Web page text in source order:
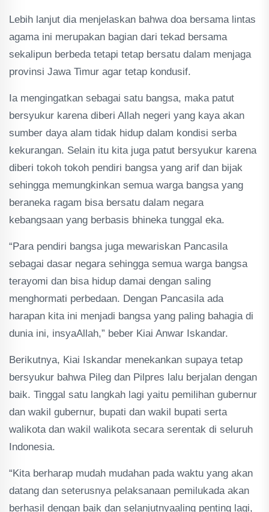
Lebih lanjut dia menjelaskan bahwa doa bersama lintas
agama ini merupakan bagian dari tekad bersama
sekalipun berbeda tetapi tetap bersatu dalam menjaga
provinsi Jawa Timur agar tetap kondusif.
Ia mengingatkan sebagai satu bangsa, maka patut
bersyukur karena diberi Allah negeri yang kaya akan
sumber daya alam tidak hidup dalam kondisi serba
kekurangan. Selain itu kita juga patut bersyukur karena
diberi tokoh tokoh pendiri bangsa yang arif dan bijak
sehingga memungkinkan semua warga bangsa yang
beraneka ragam bisa bersatu dalam negara
kebangsaan yang berbasis bhineka tunggal eka.
“Para pendiri bangsa juga mewariskan Pancasila
sebagai dasar negara sehingga semua warga bangsa
terayomi dan bisa hidup damai dengan saling
menghormati perbedaan. Dengan Pancasila ada
harapan kita ini menjadi bangsa yang paling bahagia di
dunia ini, insyaAllah,” beber Kiai Anwar Iskandar.
Berikutnya, Kiai Iskandar menekankan supaya tetap
bersyukur bahwa Pileg dan Pilpres lalu berjalan dengan
baik. Tinggal satu langkah lagi yaitu pemilihan gubernur
dan wakil gubernur, bupati dan wakil bupati serta
walikota dan wakil walikota secara serentak di seluruh
Indonesia.
“Kita berharap mudah mudahan pada waktu yang akan
datang dan seterusnya pelaksanaan pemilukada akan
berhasil dengan baik dan selanjutnyaaling penting lagi,